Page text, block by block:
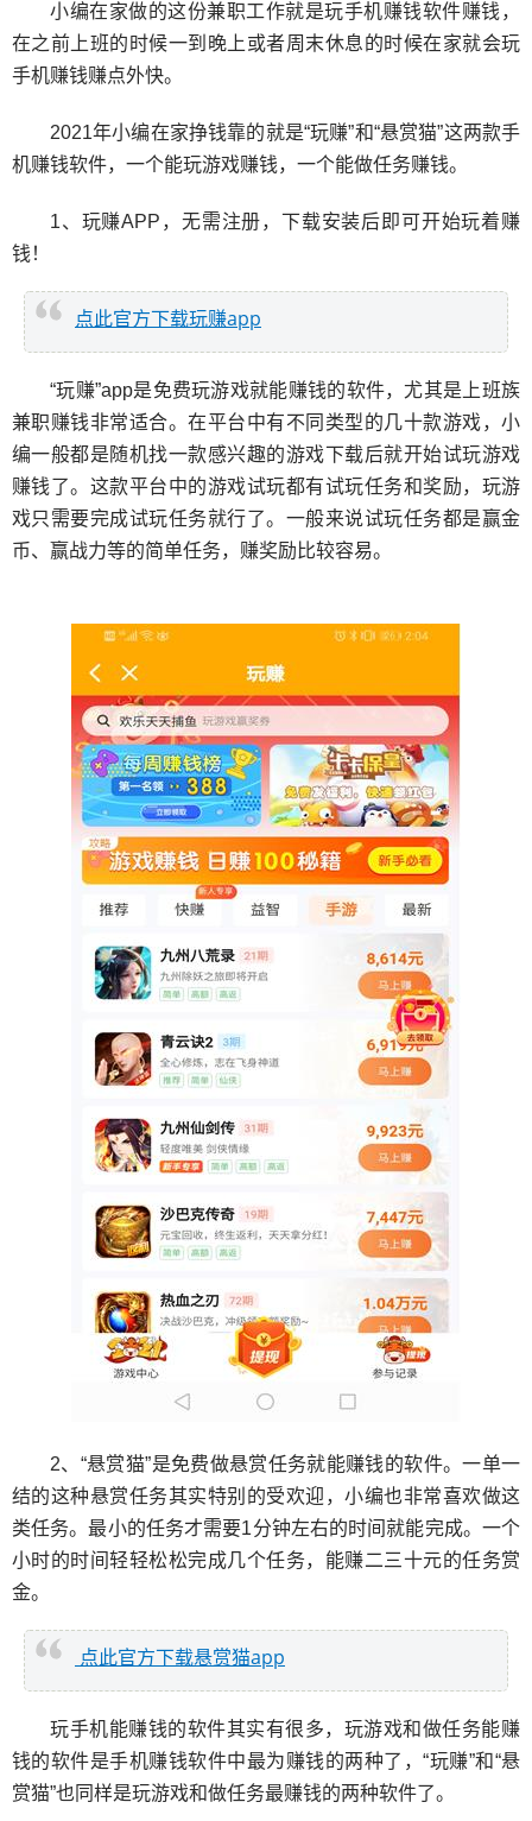
小编在家做的这份兼职工作就是玩手机赚钱软件赚钱，
在之前上班的时候一到晚上或者周末休息的时候在家就会玩
手机赚钱赚点外快。
2021年小编在家挣钱靠的就是“玩赚”和“悬赏猫”这两款手
机赚钱软件，一个能玩游戏赚钱，一个能做任务赚钱。
1、玩赚APP，无需注册，下载安装后即可开始玩着赚
钱！
点此官方下载玩赚app
“玩赚”app是免费玩游戏就能赚钱的软件，尤其是上班族
兼职赚钱非常适合。在平台中有不同类型的几十款游戏，小
编一般都是随机找一款感兴趣的游戏下载后就开始试玩游戏
赚钱了。这款平台中的游戏试玩都有试玩任务和奖励，玩游
戏只需要完成试玩任务就行了。一般来说试玩任务都是赢金
币、赢战力等的简单任务，赚奖励比较容易。
2、“悬赏猫”是免费做悬赏任务就能赚钱的软件。一单一
结的这种悬赏任务其实特别的受欢迎，小编也非常喜欢做这
类任务。最小的任务才需要1分钟左右的时间就能完成。一个
小时的时间轻轻松松完成几个任务，能赚二三十元的任务赏
金。
点此官方下载悬赏猫app
玩手机能赚钱的软件其实有很多，玩游戏和做任务能赚
钱的软件是手机赚钱软件中最为赚钱的两种了，“玩赚”和“悬
赏猫”也同样是玩游戏和做任务最赚钱的两种软件了。